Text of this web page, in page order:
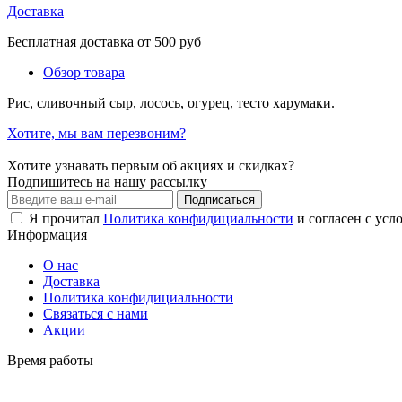
Доставка
Бесплатная доставка от 500 руб
Обзор товара
Рис, сливочный сыр, лосось, огурец, тесто харумаки.
Хотите, мы вам перезвоним?
Хотите узнавать первым об акциях и скидках?
Подпишитесь на нашу рассылку
Подписаться
Я прочитал Политика конфидициальности и согласен с
Информация
О нас
Доставка
Политика конфидициальности
Связаться с нами
Акции
Время работы